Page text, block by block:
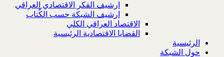
ارشيف الفكر الاقتصادي العراقي
ارشيف الشبكة حسب الكُتاب
الاقتصاد العراقي الكلي
القضايا الاقتصادية الرئيسية
الرئيسية
حول الشبكة